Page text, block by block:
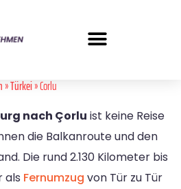
»Türkei» Corlu
nach Çorlu ist keine Reise
die Balkanroute und den
Die rund 2.130 Kilometer bis
als Fernumzug von Tür zu Tür